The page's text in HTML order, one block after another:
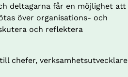
deltagarna får en möjlighet att
över organisations- och
och reflektera
chefer, verksamhetsutvecklare